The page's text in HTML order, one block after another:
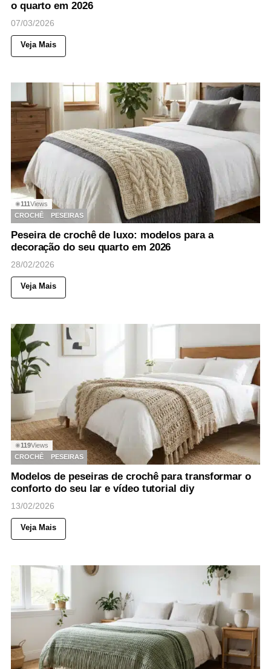
o quarto em 2026
07/03/2026
Veja Mais
◉111Views
CROCHÊ
PESEIRAS
Peseira de crochê de luxo: modelos para a
decoração do seu quarto em 2026
28/02/2026
Veja Mais
◉119Views
CROCHÊ
PESEIRAS
Modelos de peseiras de crochê para transformar o
conforto do seu lar e vídeo tutorial diy
13/02/2026
Veja Mais